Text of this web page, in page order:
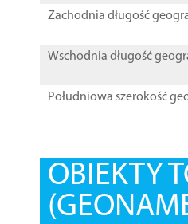
Zachodnia długość
Wschodnia długość
Południowa szerokość
OBIEKTY